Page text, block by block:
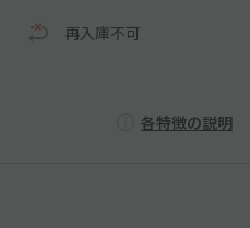
再入庫不可
各特徴の説明